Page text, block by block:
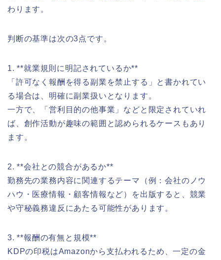
わります。
判断の基準は次の3点です。
1. **就業規則に明記されているか**
「許可なく報酬を得る副業を禁止する」と書かれてい
る場合は、明確に副業扱いとなります。
一方で、「営利目的の他事業」などと限定されていれ
ば、創作活動が趣味の範囲と認められるケースもあり
ます。
2. **会社との競合があるか**
勤務先の業務内容に関連するテーマ（例：会社のノウ
ハウ・医療情報・顧客情報など）を出版すると、競業
や守秘義務違反にあたる可能性があります。
3. **報酬の有無と規模**
KDPの印税はAmazonから支払われるため、一定の金